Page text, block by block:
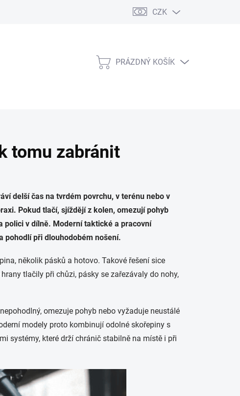
CZK
NÁKUPNÍ
PRÁZDNÝ KOŠÍK
tomu zabránit
delší čas na tvrdém povrchu, v terénu nebo v
Pokud tlačí, sjíždějí z kolen, omezují pohyb
polici v dílně. Moderní taktické a pracovní
pohodlí při dlouhodobém nošení.
několik pásků a hotovo. Takové řešení sice
tlačily při chůzi, pásky se zařezávaly do nohy,
omezuje pohyb nebo vyžaduje neustálé
modely proto kombinují odolné skořepiny s
systémy, které drží chránič stabilně na místě i při